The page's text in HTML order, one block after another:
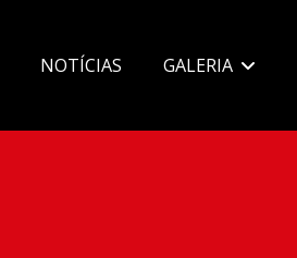
NOTÍCIAS GALERIA